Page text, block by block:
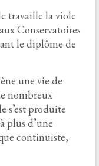
travaille la viole
Conservatoires
le diplôme de
une vie de
nombreux
s’est produite
plus d’une
continuiste,